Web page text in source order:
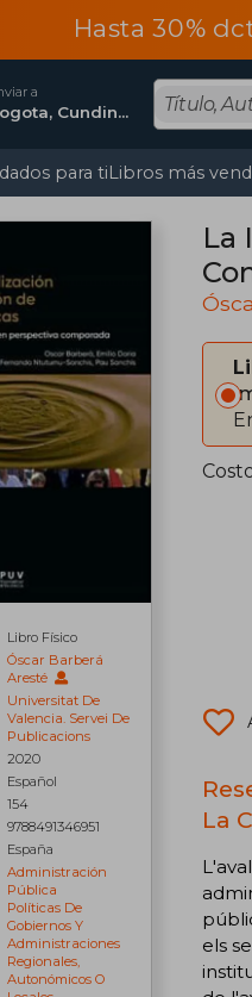
Hasta 30%
a
Bogota, Cundinamarca
para tiLibros más
Libro Físico
Óscar Barberá
Aresté
Universitat De
Valencia. Servei De
Publicacions
2020
Español
154
9788491346951
España
Administración
Pública
Políticas De
Gobiernos Y
Administraciones
Regionales,
Autonómicos O
La
La
els